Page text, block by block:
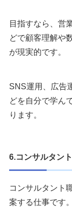
目指すなら、営
どで顧客理解や
が現実的です。
SNS運用、広告
どを自分で学ん
ります。
6.コンサルタン
コンサルタント
案する仕事です